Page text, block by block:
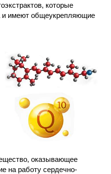
которые
и имеют общеукрепляющие
оказывающее
на работу сердечно-